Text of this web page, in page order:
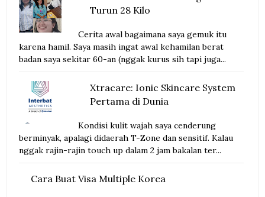
Turun 28 Kilo
Cerita awal bagaimana saya gemuk itu
karena hamil. Saya masih ingat awal kehamilan berat
badan saya sekitar 60-an (nggak kurus sih tapi juga...
Xtracare: Ionic Skincare System
Pertama di Dunia
Kondisi kulit wajah saya cenderung
berminyak, apalagi didaerah T-Zone dan sensitif. Kalau
nggak rajin-rajin touch up dalam 2 jam bakalan ter...
Cara Buat Visa Multiple Korea